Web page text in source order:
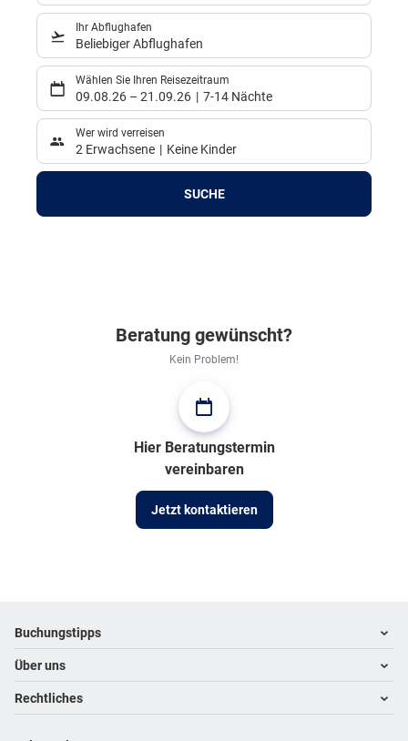
Ihr Abflughafen
Beliebiger Abflughafen
Wählen Sie Ihren Reisezeitraum
09.08.26 – 21.09.26 7-14 Nächte
Wer wird verreisen
2 Erwachsene Keine Kinder
SUCHE
Beratung gewünscht?
Kein Problem!
Hier Beratungstermin
vereinbaren
Jetzt kontaktieren
Footer navigation
Buchungstipps
Warum im Reisebüro buchen
Hoteltipps
Reisewelten
Über uns
Kontakt
Rechtliches